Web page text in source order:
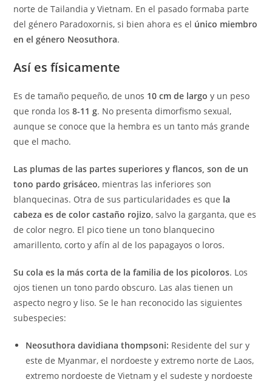
norte de Tailandia y Vietnam. En el pasado formaba parte
del género Paradoxornis, si bien ahora es el único miembro
en el género Neosuthora.
Así es físicamente
Es de tamaño pequeño, de unos 10 cm de largoy un peso
que ronda los8-11 g. No presenta dimorfismo sexual,
aunque se conoce que la hembra es un tanto más grande
que el macho.
Las plumas de las partes superiores y flancos, son de un
tono pardo grisáceo, mientras las inferiores son
blanquecinas. Otra de sus particularidades es que la
cabeza es de color castaño rojizo, salvo la garganta, que es
de color negro. El pico tiene un tono blanquecino
amarillento, corto y afín al de los papagayos o loros.
Su cola es la más corta de la familia de los picoloros. Los
ojos tienen un tono pardo obscuro. Las alas tienen un
aspecto negro y liso. Se le han reconocido las siguientes
subespecies:
Neosuthora davidiana thompsoni: Residente del sur y
este de Myanmar, el nordoeste y extremo norte de Laos,
extremo nordoeste de Vietnam y el sudeste y nordoeste